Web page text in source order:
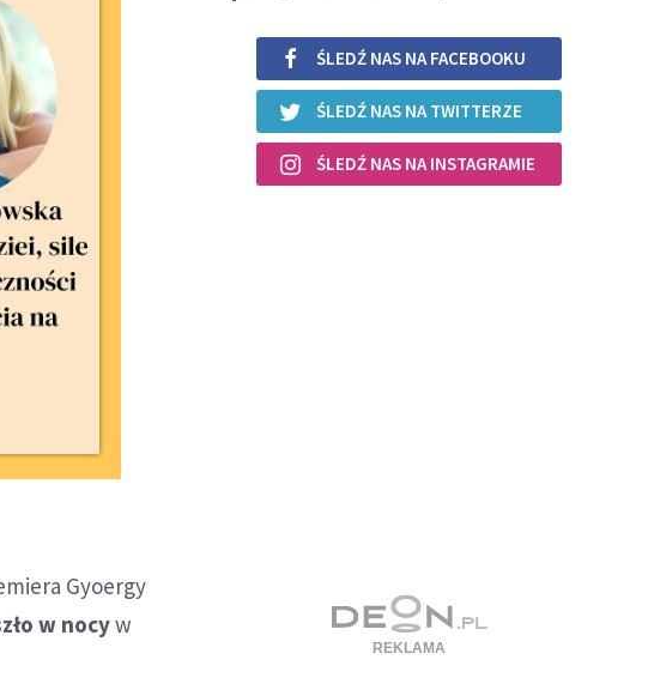
Gyoergy
w nocyw
ŚLEDŹ NAS NA FACEBOOKU
ŚLEDŹ NAS NA TWITTERZE
ŚLEDŹ NAS NA INSTAGRAMIE